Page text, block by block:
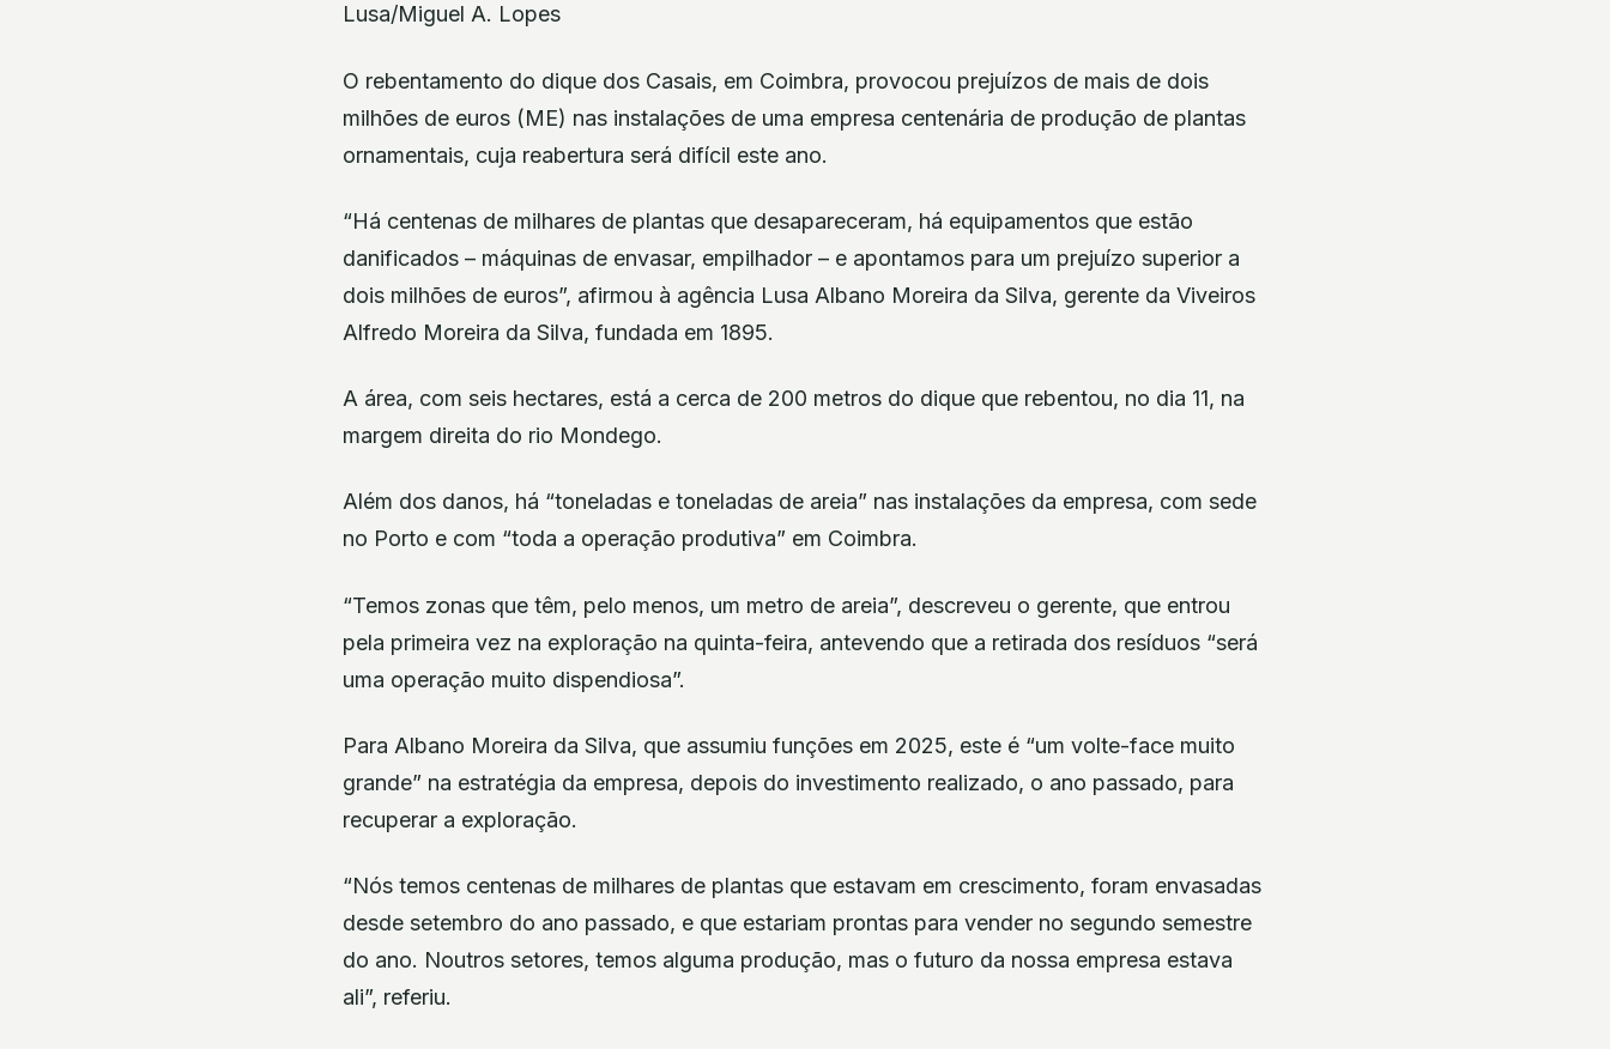
Lusa/Miguel A. Lopes
O rebentamento do dique dos Casais, em Coimbra, provocou prejuízos de mais de dois
milhões de euros (ME) nas instalações de uma empresa centenária de produção de plantas
ornamentais, cuja reabertura será difícil este ano.
“Há centenas de milhares de plantas que desapareceram, há equipamentos que estão
danificados – máquinas de envasar, empilhador – e apontamos para um prejuízo superior a
dois milhões de euros”, afirmou à agência Lusa Albano Moreira da Silva, gerente da Viveiros
Alfredo Moreira da Silva, fundada em 1895.
A área, com seis hectares, está a cerca de 200 metros do dique que rebentou, no dia 11, na
margem direita do rio Mondego.
Além dos danos, há “toneladas e toneladas de areia” nas instalações da empresa, com sede
no Porto e com “toda a operação produtiva” em Coimbra.
“Temos zonas que têm, pelo menos, um metro de areia”, descreveu o gerente, que entrou
pela primeira vez na exploração na quinta-feira, antevendo que a retirada dos resíduos “será
uma operação muito dispendiosa”.
Para Albano Moreira da Silva, que assumiu funções em 2025, este é “um volte-face muito
grande” na estratégia da empresa, depois do investimento realizado, o ano passado, para
recuperar a exploração.
“Nós temos centenas de milhares de plantas que estavam em crescimento, foram envasadas
desde setembro do ano passado, e que estariam prontas para vender no segundo semestre
do ano. Noutros setores, temos alguma produção, mas o futuro da nossa empresa estava
ali”, referiu.